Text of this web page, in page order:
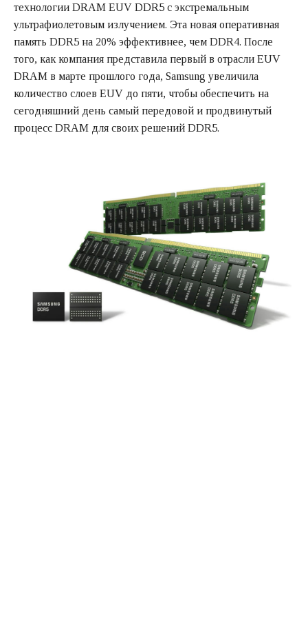
технологии DRAM EUV DDR5 с экстремальным
ультрафиолетовым излучением. Эта новая оперативная
память DDR5 на 20% эффективнее, чем DDR4. После
того, как компания представила первый в отрасли EUV
DRAM в марте прошлого года, Samsung увеличила
количество слоев EUV до пяти, чтобы обеспечить на
сегодняшний день самый передовой и продвинутый
процесс DRAM для своих решений DDR5.